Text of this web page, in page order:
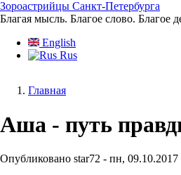
Перейти
к
содержанию
Зороастрийцы Санкт-Петербурга
Благая мысль. Благое слово. Благое
English
Rus
навигации
Главная
Аша - путь
Опубликовано star72 - пн, 09.10.2017